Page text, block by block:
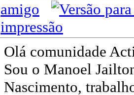
amigo
impressão
Olá comunidade
Sou o Manoel
Nascimento,